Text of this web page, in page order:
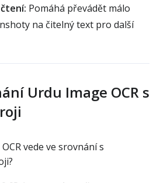
Pomáhá převádět málo
na čitelný text pro další
Urdu Image OCR s
vede ve srovnání s